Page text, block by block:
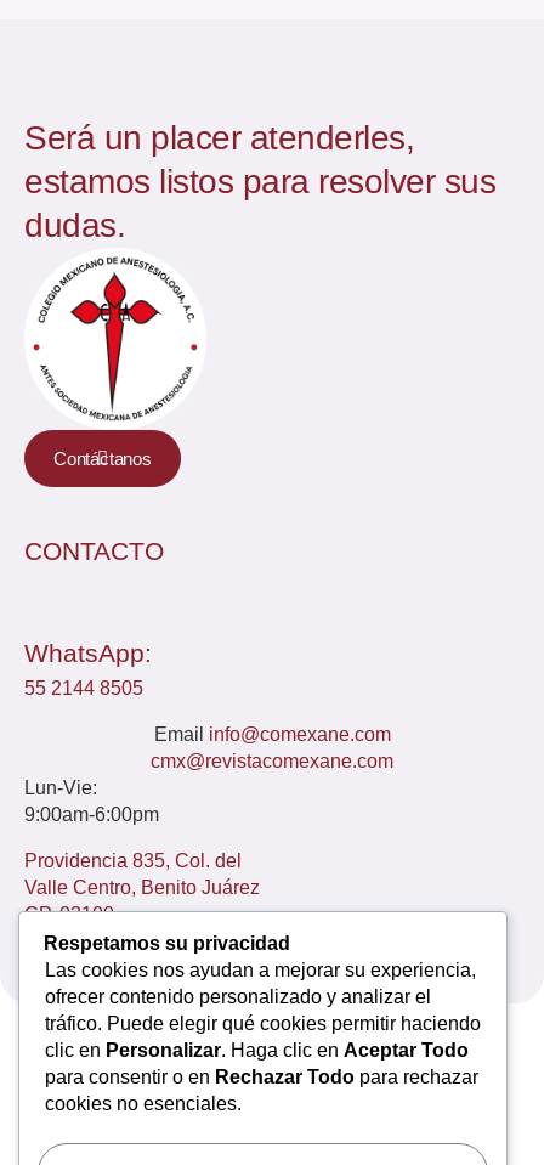
Será un placer atenderles,
estamos listos para resolver sus
dudas.
Contáctanos
CONTACTO
WhatsApp:
55 2144 8505
Email info@comexane.com
cmx@revistacomexane.com
Lun-Vie:
9:00am-6:00pm
Providencia 835, Col. del
Valle Centro, Benito Juárez
CP. 03100
Ciudad de México.
Nosotros Inscripciones
Curso LII
Eventos académicos
Respetamos su privacidad
Las cookies nos ayudan a mejorar su experiencia,
ofrecer contenido personalizado y analizar el
tráfico. Puede elegir qué cookies permitir haciendo
clic en Personalizar. Haga clic en Aceptar Todo
para consentir o en Rechazar Todo para rechazar
cookies no esenciales.